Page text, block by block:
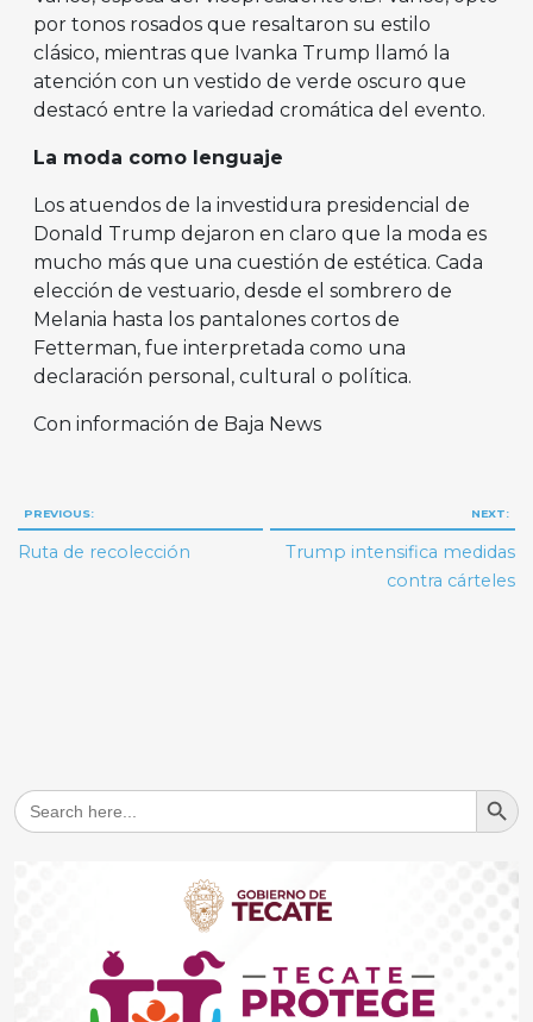
por tonos rosados que resaltaron su estilo
clásico, mientras que Ivanka Trump llamó la
atención con un vestido de verde oscuro que
destacó entre la variedad cromática del evento.
La moda como lenguaje
Los atuendos de la investidura presidencial de
Donald Trump dejaron en claro que la moda es
mucho más que una cuestión de estética. Cada
elección de vestuario, desde el sombrero de
Melania hasta los pantalones cortos de
Fetterman, fue interpretada como una
declaración personal, cultural o política.
Con información de Baja News
Navegación
de
PREVIOUS:
Ruta de recolección
NEXT:
Trump intensifica medidas
contra cárteles
Search
for:
Search